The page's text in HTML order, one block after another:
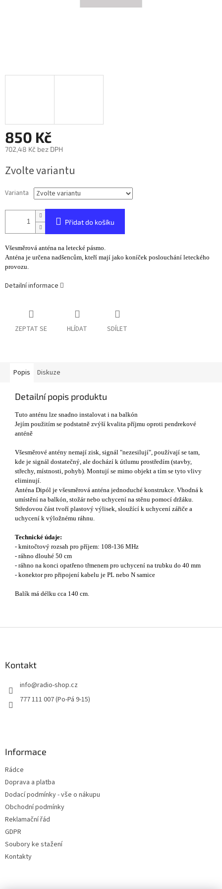
850 Kč
702,48 Kč bez DPH
cena:
Zvolte variantu
Varianta
Přidat do košíku
Všesměrová anténa na letecké pásmo.
Anténa je určena nadšencům, kteří mají jako koníček poslouchání leteckého
provozu.
Detailní informace
ZEPTAT SE HLÍDAT SDÍLET
Popis Diskuze
Detailní popis produktu
Tuto anténu lze snadno instalovat i na balkón
Jejím použitím se podstatně zvýší kvalita příjmu oproti pendrekové
anténě
Všesměrové antény nemají zisk, signál "nezesilují", používají se tam,
kde je signál dostatečný, ale dochází k útlumu prostředím (stavby,
střechy, místnosti, pohyb). Montují se mimo objekt a tím se tyto vlivy
eliminují.
Anténa Dipól je všesměrová anténa jednoduché konstrukce. Vhodná k
umístění na balkón, stožár nebo uchycení na stěnu pomocí držáku.
Středovou část tvoří plastový výlisek, sloužící k uchycení zářiče a
uchycení k výložnému ráhnu.
Technické údaje:
- kmitočtový rozsah pro příjem: 108-136 MHz
- ráhno dlouhé 50 cm
- ráhno na konci opatřeno třmenem pro uchycení na trubku do 40 mm
- konektor pro připojení kabelu je PL nebo N samice
Balík má délku cca 140 cm.
Kontakt
info@radio-shop.cz
777 111 007 (Po-Pá 9-15)
Informace
Rádce
Doprava a platba
Dodací podmínky - vše o nákupu
Obchodní podmínky
Reklamační řád
GDPR
Soubory ke stažení
Kontakty